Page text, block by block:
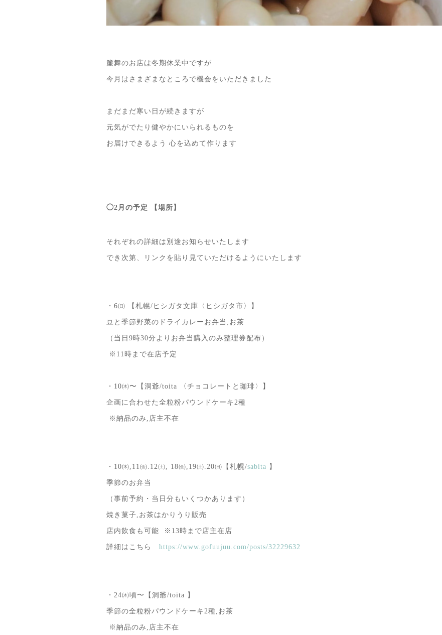
簾舞のお店は冬期休業中ですが
今月はさまざまなところで機会をいただきました
まだまだ寒い日が続きますが
元気がでたり健やかにいられるものを
お届けできるよう 心を込めて作ります
◯2月の予定 【場所】
それぞれの詳細は別途お知らせいたします
でき次第、リンクを貼り見ていただけるようにいたします
・6㈰ 【札幌/ヒシガタ文庫〈ヒシガタ市〉】
豆と季節野菜のドライカレーお弁当,お茶
（当日9時30分よりお弁当購入のみ整理券配布）
※11時まで在店予定
・10㈭〜【洞爺/toita 〈チョコレートと珈琲〉】
企画に合わせた全粒粉パウンドケーキ2種
※納品のみ,店主不在
・10㈭,11㈮.12㈯, 18㈮,19㈯.20㈰【札幌/sabita 】
季節のお弁当
（事前予約・当日分もいくつかあります）
焼き菓子,お茶はかりうり販売
店内飲食も可能 ※13時まで店主在店
詳細はこちら https://www.gofuujuu.com/posts/32229632
・24㈭頃〜【洞爺/toita 】
季節の全粒粉パウンドケーキ2種,お茶
※納品のみ,店主不在